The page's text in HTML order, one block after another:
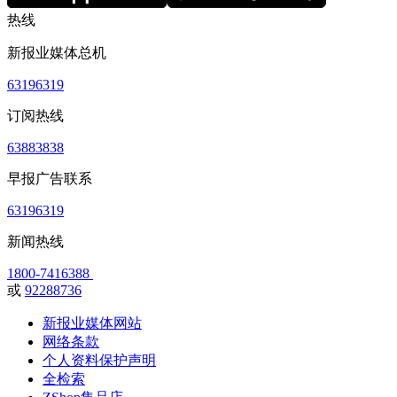
热线
新报业媒体总机
63196319
订阅热线
63883838
早报广告联系
63196319
新闻热线
1800-7416388
或 92288736
新报业媒体网站
网络条款
个人资料保护声明
全检索